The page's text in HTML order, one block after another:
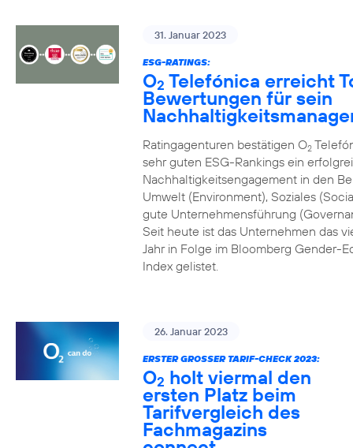
31. Januar 2023
ESG-RATINGS:
O2 Telefónica erreicht
Bewertungen für sein
Ratingagenturen bestätigen O2
sehr guten ESG-Rankings ein
Nachhaltigkeitsengagement in den
Umwelt (Environment), Soziales
gute Unternehmensführung
Seit heute ist das Unternehmen das
Jahr in Folge im Bloomberg Gender-
Index gelistet.
26. Januar 2023
ERSTER GROSSER TARIF-CHECK 2023:
O2 holt viermal den
ersten Platz beim
Tarifvergleich des
Fachmagazins